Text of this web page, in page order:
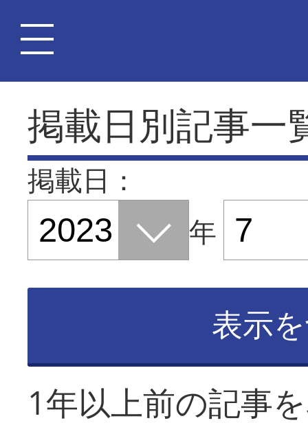
掲載日別記事一
掲載日：
年
表示
1年以上前の記事